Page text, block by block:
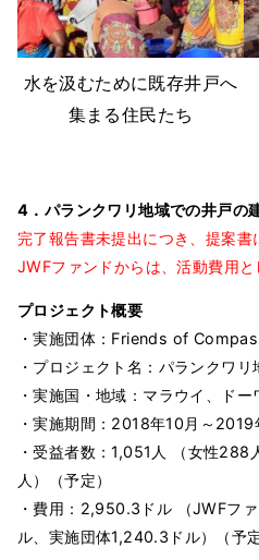
水を汲むために既存井戸へ
集まる住民たち
4．パランクワリ地域での井戸の
完了報告書未提出につき、提案書
JWFファンドからは、活動費用と
プロジェクト概要
・実施団体：Friends of
・プロジェクト名：パランクワ
・実施国・地域：マラウイ、ドー
・実施期間：2018年10月～2019
・受益者数：1,051人 （女性
人）（予定）
・費用：2,950.3ドル （JWFフ
ル、実施団体1,240.3ドル）（予定